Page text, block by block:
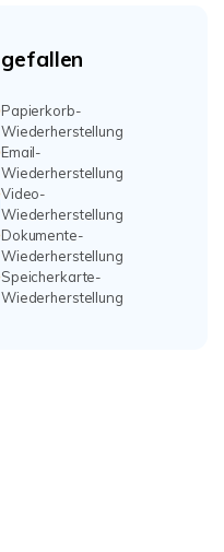
Papierkorb-
Wiederherstellung
Email-
Wiederherstellung
Video-
Wiederherstellung
Dokumente-
Wiederherstellung
Speicherkarte-
Wiederherstellung